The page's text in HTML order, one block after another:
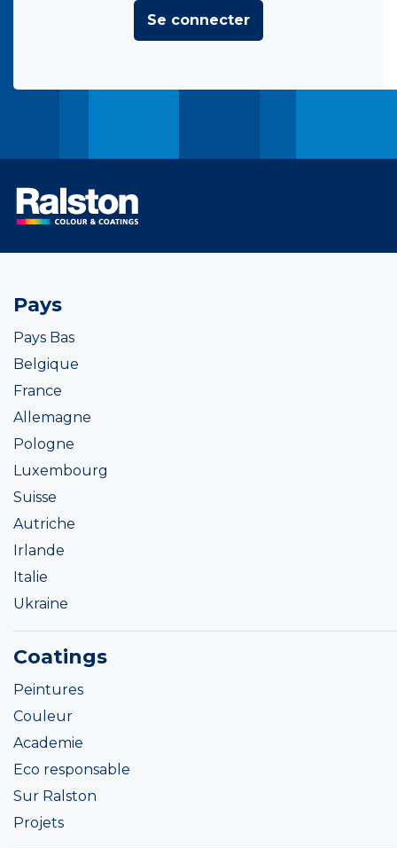
Se connecter
Pays
Pays Bas
Belgique
France
Allemagne
Pologne
Luxembourg
Suisse
Autriche
Irlande
Italie
Ukraine
Coatings
Peintures
Couleur
Academie
Eco responsable
Sur Ralston
Projets